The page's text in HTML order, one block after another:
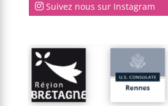
Suivez nous sur Instagram